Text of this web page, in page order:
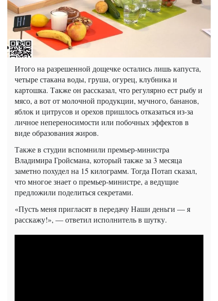
Итого на разрешенной дощечке остались лишь капуста,
четыре стакана воды, груша, огурец, клубника и
картошка. Также он рассказал, что регулярно ест рыбу и
мясо, а вот от молочной продукции, мучного, бананов,
яблок и цитрусов и орехов пришлось отказаться из-за
личное непереносимости или побочных эффектов в
виде образования жиров.
Также в студии вспомнили премьер-министра
Владимира Гройсмана, который также за 3 месяца
заметно похудел на 15 килограмм. Тогда Потап сказал,
что многое знает о премьер-министре, а ведущие
предложили поделиться секретами.
«Пусть меня пригласят в передачу Наши деньги — я
расскажу!», — ответил исполнитель в шутку.